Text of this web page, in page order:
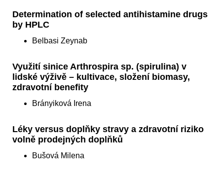
Determination of selected antihistamine drugs
by HPLC
Belbasi Zeynab
Využití sinice Arthrospira sp. (spirulina) v
lidské výživě – kultivace, složení biomasy,
zdravotní benefity
Brányiková Irena
Léky versus doplňky stravy a zdravotní riziko
volně prodejných doplňků
Bušová Milena